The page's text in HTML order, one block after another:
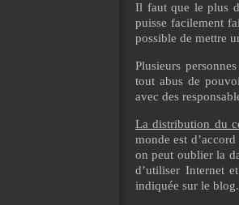
Il faut que le plus
puisse facilement
possible de mettre
Plusieurs
tout abus de
avec des
La distribution du
monde est
on peut oublier la
d’utiliser Internet
indiquée sur le blog.